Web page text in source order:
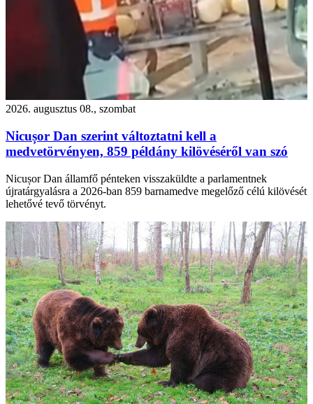
2026. augusztus 08., szombat
Nicușor Dan szerint változtatni kell a
medvetörvényen, 859 példány kilövéséről van szó
Nicușor Dan államfő pénteken visszaküldte a parlamentnek
újratárgyalásra a 2026-ban 859 barnamedve megelőző célú kilövését
lehetővé tevő törvényt.